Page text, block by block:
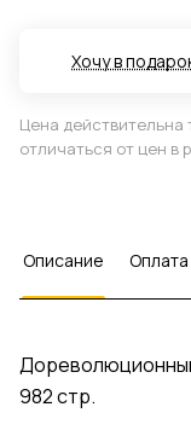
Хочу в
Цена действительна
отличаться от цен в
Описание Оплата
982 стр.